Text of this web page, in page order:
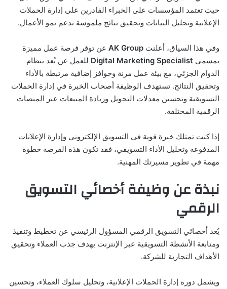
حيث تعتمد المؤسسات على الخبراء القادرين على إدارة الحملات
الإعلانية وتحليل البيانات وتحقيق نتائج ملموسة تدعم نمو الأعمال.
وفي هذا السياق، أعلنت AK Group عن توفر فرصة عمل مميزة
بمسمى Digital Marketing Specialist للعمل عن بُعد بنظام
الدوام الجزئي، مع بيئة عمل مرنة وحوافز إضافية مرتبطة بالأداء
وتحقيق النتائج. تستهدف الوظيفة أصحاب الخبرة في إدارة الحملات
التسويقية وتحسين معدلات التحويل وزيادة المبيعات عبر المنصات
الرقمية المختلفة.
إذا كنت تمتلك خبرة قوية في التسويق الإلكتروني وإدارة الإعلانات
المدفوعة وتحليل الأداء التسويقي، فقد تكون هذه الفرصة خطوة
مهمة في تطوير مسيرتك المهنية.
نبذة عن وظيفة أخصائي التسويق
الرقمي
يُعد أخصائي التسويق الرقمي المسؤول الرئيسي عن تخطيط وتنفيذ
ومتابعة الأنشطة التسويقية عبر الإنترنت بهدف جذب العملاء وتحقيق
الأهداف التجارية للشركة.
ويشمل دوره إدارة الحملات الإعلانية، وتحليل سلوك العملاء، وتحسين